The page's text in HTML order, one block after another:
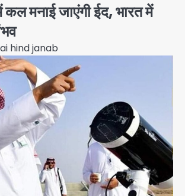
मनाई जाएंगी ईद, भारत में
hind janab